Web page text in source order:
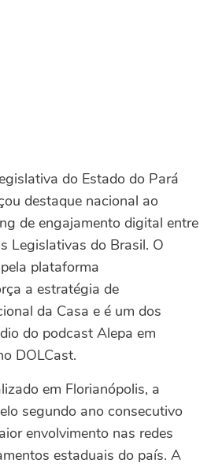
do Estado do Pará
destaque nacional ao
de engajamento digital entre
Legislativas do Brasil. O
plataforma
a estratégia de
da Casa e é um dos
do podcast Alepa em
DOLCast.
em Florianópolis, a
segundo ano consecutivo
envolvimento nas redes
estaduais do país. A